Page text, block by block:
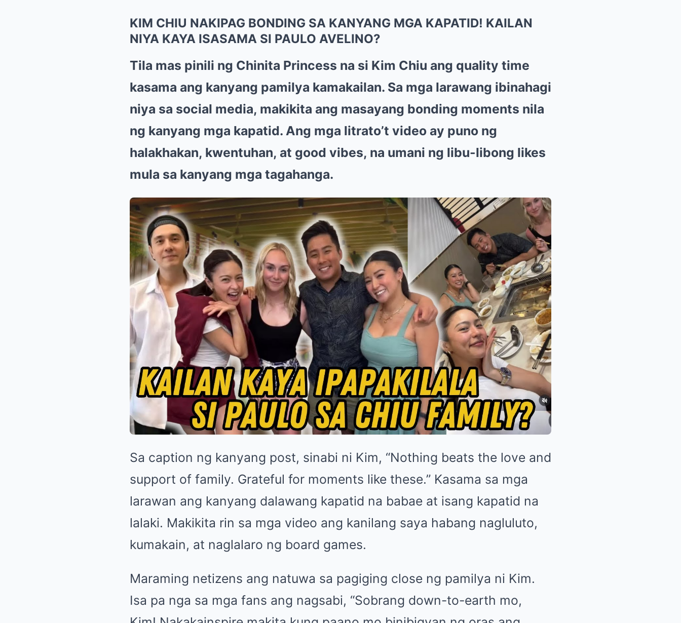
KIM CHIU NAKIPAG BONDING SA KANYANG MGA KAPATID! KAILAN
NIYA KAYA ISASAMA SI PAULO AVELINO?
Tila mas pinili ng Chinita Princess na si Kim Chiu ang quality time
kasama ang kanyang pamilya kamakailan. Sa mga larawang ibinahagi
niya sa social media, makikita ang masayang bonding moments nila
ng kanyang mga kapatid. Ang mga litrato’t video ay puno ng
halakhakan, kwentuhan, at good vibes, na umani ng libu-libong likes
mula sa kanyang mga tagahanga.
Sa caption ng kanyang post, sinabi ni Kim, “Nothing beats the love and
support of family. Grateful for moments like these.” Kasama sa mga
larawan ang kanyang dalawang kapatid na babae at isang kapatid na
lalaki. Makikita rin sa mga video ang kanilang saya habang nagluluto,
kumakain, at naglalaro ng board games.
Maraming netizens ang natuwa sa pagiging close ng pamilya ni Kim.
Isa pa nga sa mga fans ang nagsabi, “Sobrang down-to-earth mo,